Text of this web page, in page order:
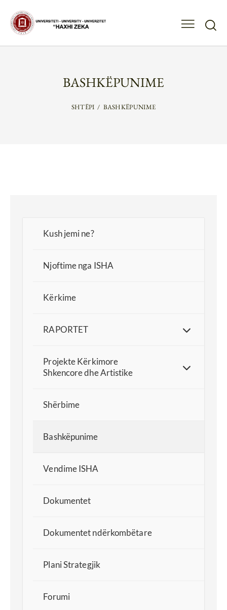
BASHKËPUNIME
SHTËPI BASHKËPUNIME
Kush jemi ne?
Njoftime nga ISHA
Kërkime
RAPORTET
Projekte Kërkimore
Shkencore dhe Artistike
Shërbime
Bashkëpunime
Vendime ISHA
Dokumentet
Dokumentet ndërkombëtare
Plani Strategjik
Forumi